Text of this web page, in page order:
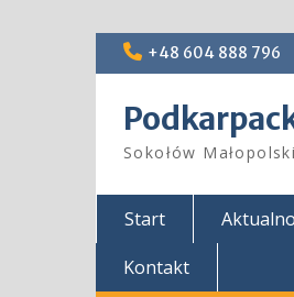
Skip
+48 604 888 796
Sokołów
Start
Kontakt